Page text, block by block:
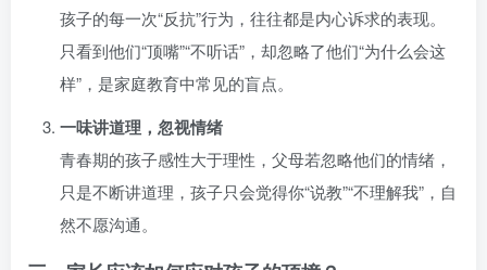
孩子的每一次“反抗”行为，往往都是内心诉求的表现。
只看到他们“顶嘴”“不听话”，却忽略了他们“为什么会这
样”，是家庭教育中常见的盲点。
一味讲道理，忽视情绪
青春期的孩子感性大于理性，父母若忽略他们的情绪，
只是不断讲道理，孩子只会觉得你“说教”“不理解我”，自
然不愿沟通。